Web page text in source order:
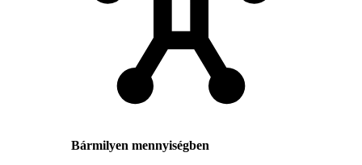
Bármilyen mennyiségben